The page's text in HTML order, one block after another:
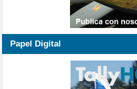
Papel Digital